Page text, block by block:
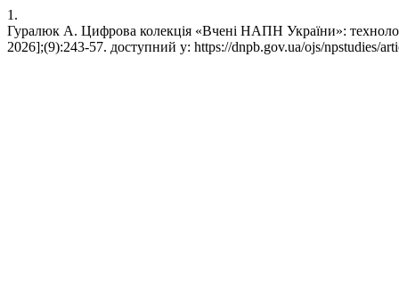
1.
Гуралюк А. Цифрова колекція «Вчені НАПН України»:
2026];(9):243-57. доступний у: https://dnpb.gov.ua/ojs/npstudies/